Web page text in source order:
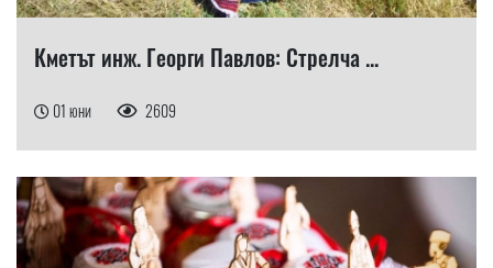
Кметът инж. Георги Павлов: Стрелча ...
01 юни 2609